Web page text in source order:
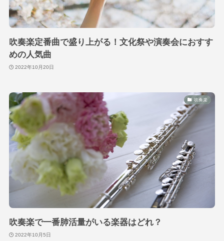
吹奏楽定番曲で盛り上がる！文化祭や演奏会におすす
めの人気曲
2022年10月20日
吹奏楽
吹奏楽で一番肺活量がいる楽器はどれ？
2022年10月5日